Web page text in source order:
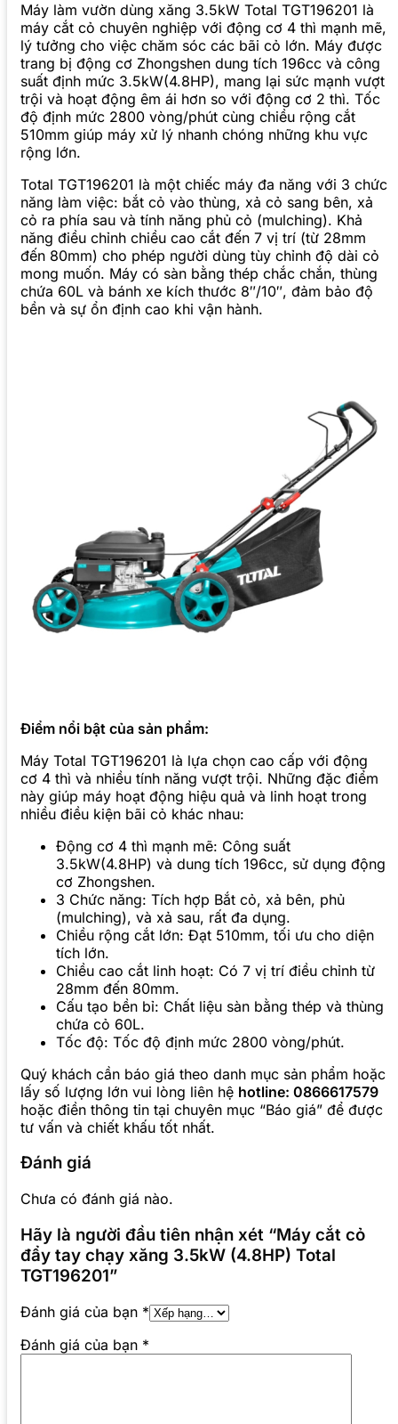
Máy làm vườn dùng xăng 3.5kW Total TGT196201 là
máy cắt cỏ chuyên nghiệp với động cơ 4 thì mạnh mẽ,
lý tưởng cho việc chăm sóc các bãi cỏ lớn. Máy được
trang bị động cơ Zhongshen dung tích 196cc và công
suất định mức 3.5kW(4.8HP), mang lại sức mạnh vượt
trội và hoạt động êm ái hơn so với động cơ 2 thì. Tốc
độ định mức 2800 vòng/phút cùng chiều rộng cắt
510mm giúp máy xử lý nhanh chóng những khu vực
rộng lớn.
Total TGT196201 là một chiếc máy đa năng với 3 chức
năng làm việc: bắt cỏ vào thùng, xả cỏ sang bên, xả
cỏ ra phía sau và tính năng phủ cỏ (mulching). Khả
năng điều chỉnh chiều cao cắt đến 7 vị trí (từ 28mm
đến 80mm) cho phép người dùng tùy chỉnh độ dài cỏ
mong muốn. Máy có sàn bằng thép chắc chắn, thùng
chứa 60L và bánh xe kích thước 8″/10″, đảm bảo độ
bền và sự ổn định cao khi vận hành.
Điểm nổi bật của sản phẩm:
Máy Total TGT196201 là lựa chọn cao cấp với động
cơ 4 thì và nhiều tính năng vượt trội. Những đặc điểm
này giúp máy hoạt động hiệu quả và linh hoạt trong
nhiều điều kiện bãi cỏ khác nhau:
Động cơ 4 thì mạnh mẽ: Công suất
3.5kW(4.8HP) và dung tích 196cc, sử dụng động
cơ Zhongshen.
3 Chức năng: Tích hợp Bắt cỏ, xả bên, phủ
(mulching), và xả sau, rất đa dụng.
Chiều rộng cắt lớn: Đạt 510mm, tối ưu cho diện
tích lớn.
Chiều cao cắt linh hoạt: Có 7 vị trí điều chỉnh từ
28mm đến 80mm.
Cấu tạo bền bỉ: Chất liệu sàn bằng thép và thùng
chứa cỏ 60L.
Tốc độ: Tốc độ định mức 2800 vòng/phút.
Quý khách cần báo giá theo danh mục sản phẩm hoặc
lấy số lượng lớn vui lòng liên hệ hotline: 0866617579
hoặc điền thông tin tại chuyên mục “Báo giá” để được
tư vấn và chiết khấu tốt nhất.
Đánh giá
Chưa có đánh giá nào.
Hãy là người đầu tiên nhận xét “Máy cắt cỏ
đẩy tay chạy xăng 3.5kW (4.8HP) Total
TGT196201”
Đánh giá của bạn *
Đánh giá của bạn *